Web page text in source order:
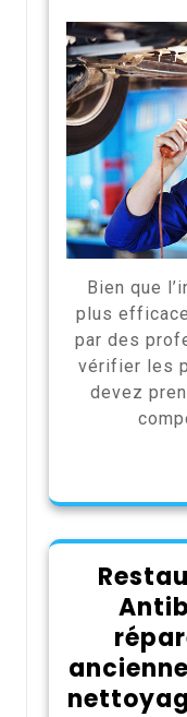
Bien que
plus
par des
vérifier les
devez